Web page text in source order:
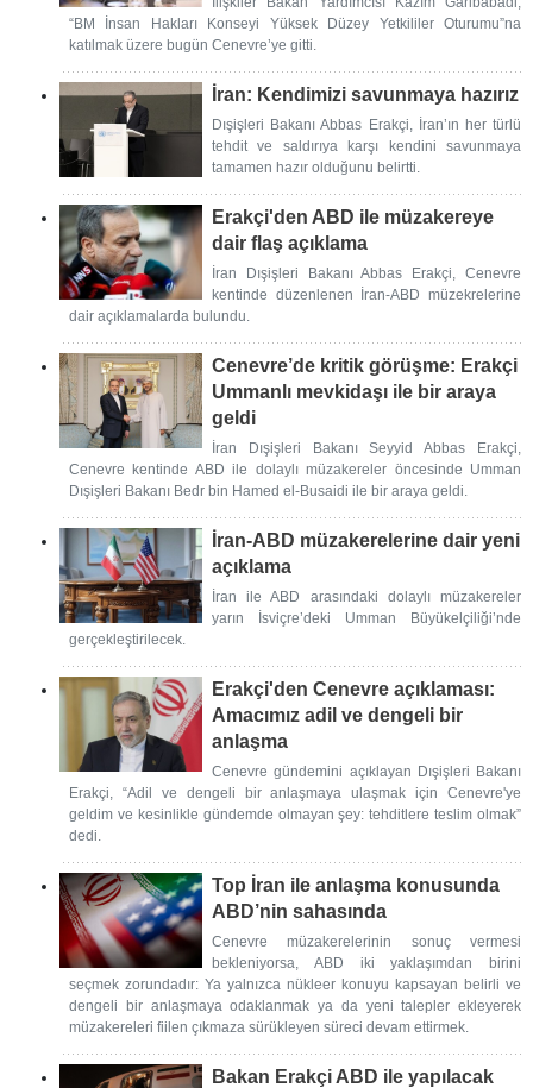
“BM İnsan Hakları Konseyi Yüksek Düzey Yetkililer Oturumu”na
katılmak üzere bugün Cenevre’ye gitti.
İran: Kendimizi savunmaya hazırız
Dışişleri Bakanı Abbas Erakçi, İran’ın her türlü
tehdit ve saldırıya karşı kendini savunmaya
tamamen hazır olduğunu belirtti.
Erakçi'den ABD ile müzakereye
dair flaş açıklama
İran Dışişleri Bakanı Abbas Erakçi, Cenevre
kentinde düzenlenen İran-ABD müzekrelerine
dair açıklamalarda bulundu.
Cenevre’de kritik görüşme: Erakçi
Ummanlı mevkidaşı ile bir araya
geldi
İran Dışişleri Bakanı Seyyid Abbas Erakçi,
Cenevre kentinde ABD ile dolaylı müzakereler öncesinde Umman
Dışişleri Bakanı Bedr bin Hamed el-Busaidi ile bir araya geldi.
İran-ABD müzakerelerine dair yeni
açıklama
İran ile ABD arasındaki dolaylı müzakereler
yarın İsviçre’deki Umman Büyükelçiliği’nde
gerçekleştirilecek.
Erakçi'den Cenevre açıklaması:
Amacımız adil ve dengeli bir
anlaşma
Cenevre gündemini açıklayan Dışişleri Bakanı
Erakçi, “Adil ve dengeli bir anlaşmaya ulaşmak için Cenevre'ye
geldim ve kesinlikle gündemde olmayan şey: tehditlere teslim olmak”
dedi.
Top İran ile anlaşma konusunda
ABD’nin sahasında
Cenevre müzakerelerinin sonuç vermesi
bekleniyorsa, ABD iki yaklaşımdan birini
seçmek zorundadır: Ya yalnızca nükleer konuyu kapsayan belirli ve
dengeli bir anlaşmaya odaklanmak ya da yeni talepler ekleyerek
müzakereleri fiilen çıkmaza sürükleyen süreci devam ettirmek.
Bakan Erakçi ABD ile yapılacak